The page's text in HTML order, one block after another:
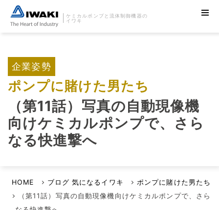
ケミカルポンプと流体制御機器の
イワキ
企業姿勢
ポンプに賭けた男たち
（第11話）写真の自動現像機
向けケミカルポンプで、さら
なる快進撃へ
HOME ブログ 気になるイワキ
ポンプに賭けた男たち
（第11話）写真の自動現像機向けケミカルポンプで、さら